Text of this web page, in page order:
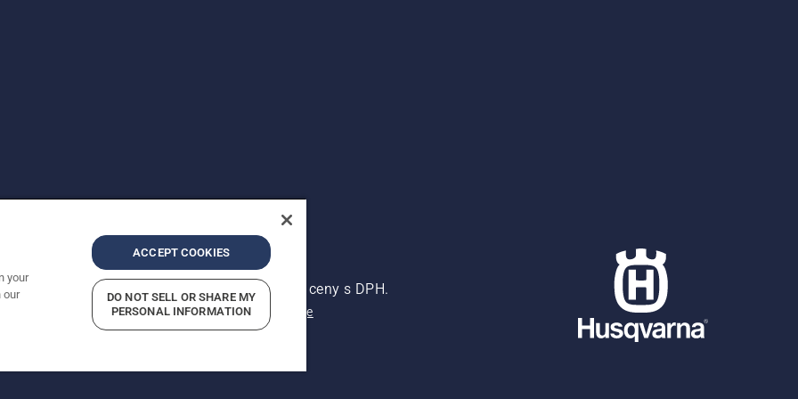
Zobrazené ceny jsou doporučené prodejní ceny s DPH.
Oznámení o ochraně osobních údajů Kontaktní údaje
your
our
ACCEPT COOKIES
DO NOT SELL OR SHARE MY
PERSONAL INFORMATION